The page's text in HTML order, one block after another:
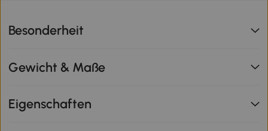
Besonderheit
Gewicht & Maße
Eigenschaften